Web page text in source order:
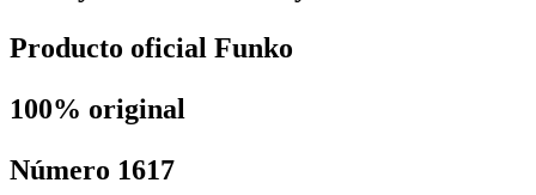
Producto oficial Funko
100% original
Número 1617